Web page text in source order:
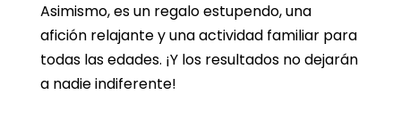
Asimismo, es un regalo estupendo, una
afición relajante y una actividad familiar para
todas las edades. ¡Y los resultados no dejarán
a nadie indiferente!